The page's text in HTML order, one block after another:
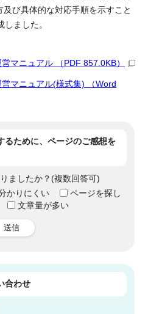
び具体的な対応手順を示すこと
ました。
マニュアル （PDF 857.0KB）
マニュアル(様式集) （Word
るために、ページのご感想を
ましたか？(複数回答可)
かりにくい
ページを探し
文章量が多い
送信
合わせ